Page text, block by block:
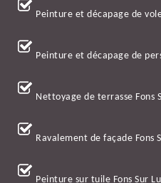
Peinture et décapage de
Peinture et décapage de
Nettoyage de terrasse Fons
Ravalement de façade Fons
Peinture sur tuile Fons Sur